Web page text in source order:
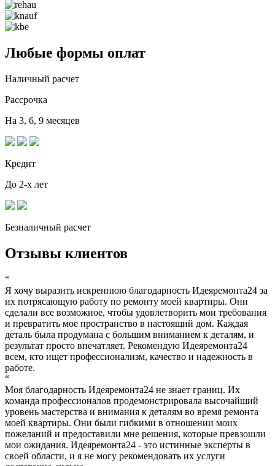
Любые формы оплат
Наличный расчет
Рассрочка
На 3, 6, 9 месяцев
Кредит
До 2-х лет
Безналичный расчет
Отзывы клиентов
“
Я хочу выразить искреннюю благодарность Идеяремонта24 за
их потрясающую работу по ремонту моей квартиры. Они
сделали все возможное, чтобы удовлетворить мои требования
и превратить мое пространство в настоящий дом. Каждая
деталь была продумана с большим вниманием к деталям, и
результат просто впечатляет. Рекомендую Идеяремонта24
всем, кто ищет профессионализм, качество и надежность в
работе.
“
Моя благодарность Идеяремонта24 не знает границ. Их
команда профессионалов продемонстрировала высочайший
уровень мастерства и внимания к деталям во время ремонта
моей квартиры. Они были гибкими в отношении моих
пожеланий и предоставили мне решения, которые превзошли
мои ожидания. Идеяремонта24 - это истинные эксперты в
своей области, и я не могу рекомендовать их услуги